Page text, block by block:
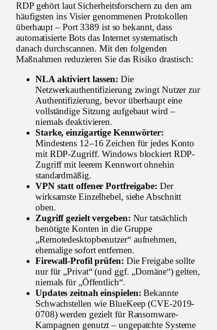
RDP gehört laut Sicherheitsforschern zu den am
häufigsten ins Visier genommenen Protokollen
überhaupt – Port 3389 ist so bekannt, dass
automatisierte Bots das Internet systematisch
danach durchscannen. Mit den folgenden
Maßnahmen reduzieren Sie das Risiko drastisch:
NLA aktiviert lassen: Die
Netzwerkauthentifizierung zwingt Nutzer zur
Authentifizierung, bevor überhaupt eine
vollständige Sitzung aufgebaut wird –
niemals deaktivieren.
Starke, einzigartige Kennwörter:
Mindestens 12–16 Zeichen für jedes Konto
mit RDP-Zugriff. Windows blockiert RDP-
Zugriff mit leerem Kennwort ohnehin
standardmäßig.
VPN statt offener Portfreigabe: Der
wirksamste Einzelhebel, siehe Abschnitt
oben.
Zugriff gezielt vergeben: Nur tatsächlich
benötigte Konten in die Gruppe
„Remotedesktopbenutzer“ aufnehmen,
ehemalige sofort entfernen.
Firewall-Profil prüfen: Die Freigabe sollte
nur für „Privat“ (und ggf. „Domäne“) gelten,
niemals für „Öffentlich“.
Updates zeitnah einspielen: Bekannte
Schwachstellen wie BlueKeep (CVE-2019-
0708) werden gezielt für Ransomware-
Kampagnen genutzt – ungepatchte Systeme